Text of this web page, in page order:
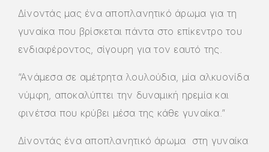
Δίνοντάς μας ένα αποπλανητικό άρωμα για τη
γυναίκα που βρίσκεται πάντα στο επίκεντρο του
ενδιαφέροντος, σίγουρη για τον εαυτό της.
“Aνάμεσα σε αμέτρητα λουλούδια, μία αλκυονίδα
νύμφη, αποκαλύπτει την δυναμική ηρεμία και
φινέτσα που κρύβει μέσα της κάθε γυναίκα.”
Δίνοντάς ένα αποπλανητικό άρωμα στη γυναίκα